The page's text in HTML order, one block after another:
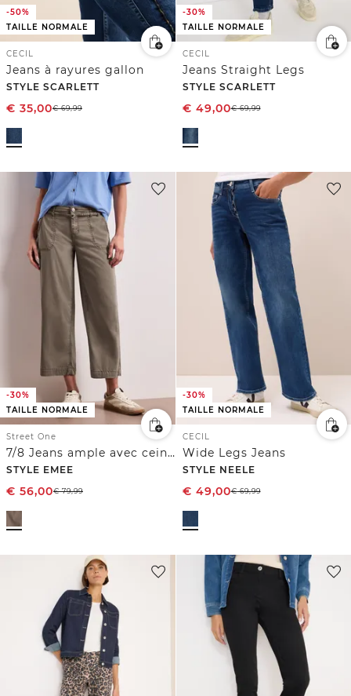
-50%
TAILLE NORMALE
CECIL
Jeans à rayures gallon
STYLE SCARLETT
€ 35,00€69,99
-30%
TAILLE NORMALE
CECIL
Jeans Straight Legs
STYLE SCARLETT
€ 49,00€69,99
-30%
TAILLE NORMALE
Street One
7/8 Jeans ample avec ceinture décorative
STYLE EMEE
€ 56,00€79,99
-30%
TAILLE NORMALE
CECIL
Wide Legs Jeans
STYLE NEELE
€ 49,00€69,99